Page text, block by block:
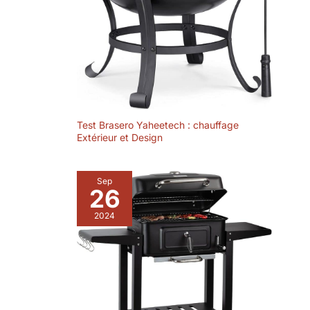
Notre abri n'est pas
seulement un espace
dédié au barbecue
charbon de bois ou
électrique ; il devient
une extension de
votre maison sous la
ou d'une tonnelle.
pratiques en font un
ajout indispensable à
votre tonnelle jardin
extérieur, créant un
coin de paradis pour
vous et vos proches.
SÉCURITÉ ET
OPTIMALES :
Conscient de
excellente stabilité, transformant cette structure en
abri barbecue exterieur fiable ou abri cuisine
exterieur durable. En quelques étapes, vous créez un
espace solide et élégant pour votre bar exterieur
jardin par exemple.
Test Brasero Yaheetech : chauffage
Extérieur et Design
Sep
26
2024